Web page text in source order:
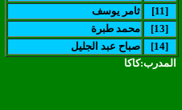
ثامر يوسف
[11]
محمد طبرة
[13]
صباح عبد الجليل
[14]
المدرب:كاكا